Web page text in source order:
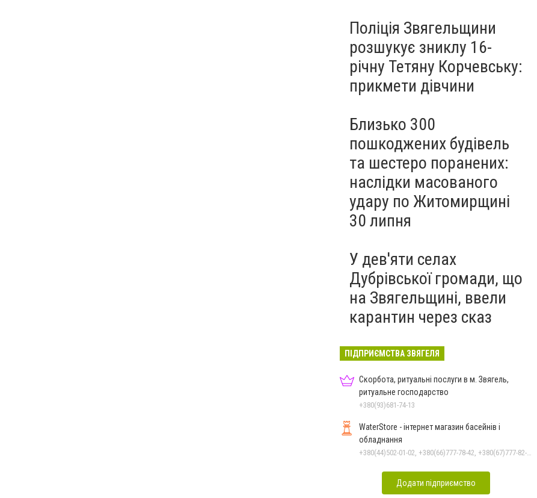
Поліція Звягельщини
розшукує зниклу 16-
річну Тетяну Корчевську:
прикмети дівчини
Близько 300
пошкоджених будівель
та шестеро поранених:
наслідки масованого
удару по Житомирщині
30 липня
У дев'яти селах
Дубрівської громади, що
на Звягельщині, ввели
карантин через сказ
ПІДПРИЄМСТВА ЗВЯГЕЛЯ
Скорбота, ритуальні послуги в м. Звягель,
ритуальне господарство
+380(93)681-74-13
WaterStore - інтернет магазин басейнів і
обладнання
+380(44)502-01-02, +380(66)777-78-42, +380(67)777-82-19, +380(67)890-80-80, +380(73)890-80-80, +380(44)502-01-03
Додати підприємство